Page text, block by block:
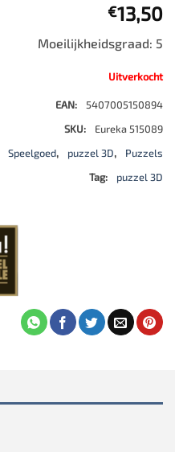
€13,50
Moeilijkheidsgraad: 5
Uitverkocht
EAN:
5407005150894
SKU:
Eureka 515089
Speelgoed, puzzel 3D,
Puzzels
Tag:
puzzel 3D